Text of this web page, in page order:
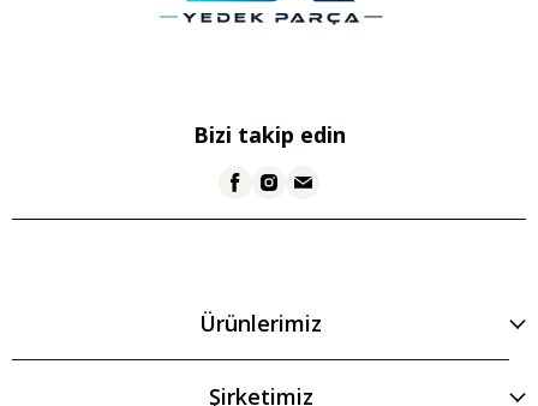
Bizi takip edin
Ürünlerimiz
Şirketimiz